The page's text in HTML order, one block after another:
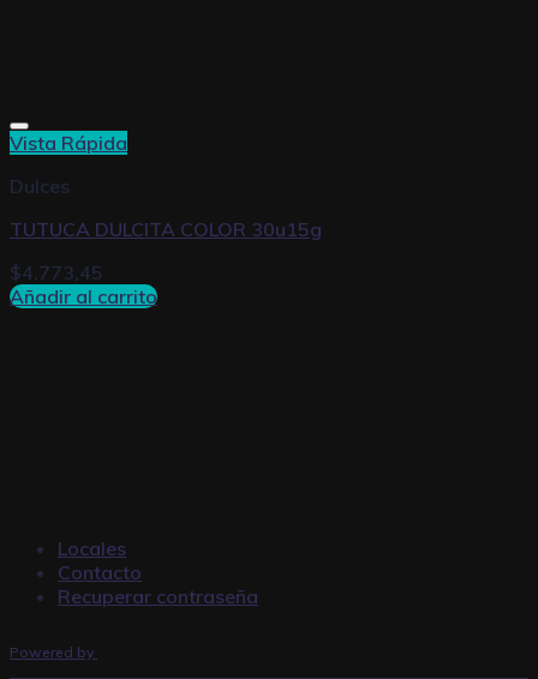
Vista Rápida
Dulces
TUTUCA DULCITA COLOR 30u15g
$4.773,45
Añadir al carrito
Locales
Contacto
Recuperar contraseña
Powered by